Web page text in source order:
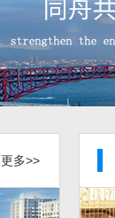
更多>>